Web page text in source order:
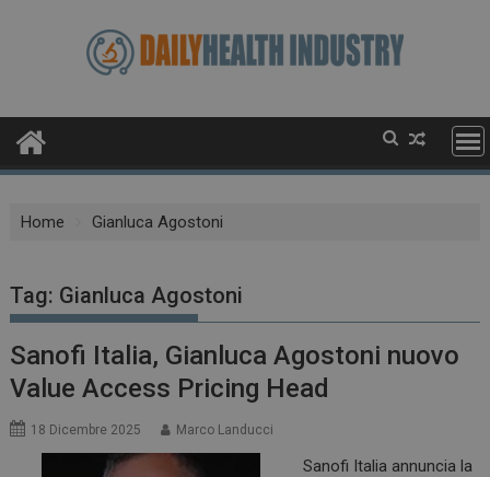
Home Gianluca Agostoni
Tag: Gianluca Agostoni
Sanofi Italia, Gianluca Agostoni nuovo
Value Access Pricing Head
18 Dicembre 2025 Marco Landucci
Sanofi Italia annuncia la